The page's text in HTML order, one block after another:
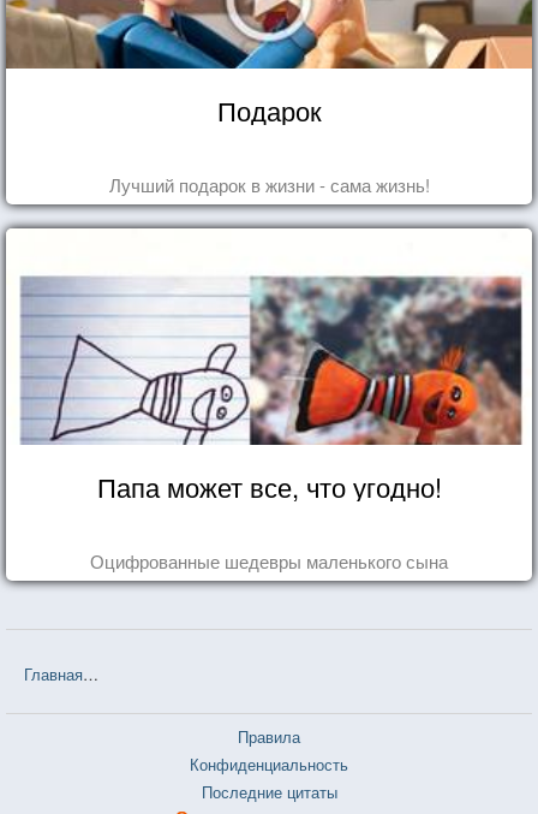
Подарок
Лучший подарок в жизни - сама жизнь!
Папа может все, что угодно!
Оцифрованные шедевры маленького сына
Главная
Правила
Конфиденциальность
Последние цитаты